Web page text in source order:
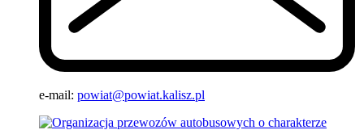
e-mail: powiat@powiat.kalisz.pl